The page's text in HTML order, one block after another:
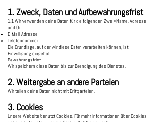
1. Zweck, Daten und Aufbewahrungsfrist
1.1 Wir verwenden deine Daten für die folgenden Zwe >Name, Adresse
und Ort
E-Mail-Adresse
Telefonnummer
Die Grundlage, auf der wir diese Daten verarbeiten können, ist:
Einwilligung eingeholt
Bewahrungsfrist
Wir speichern diese Daten bis zur Beendigung des Dienstes.
2. Weitergabe an andere Parteien
Wir teilen deine Daten nicht mit Drittparteien.
3. Cookies
Unsere Website benutzt Cookies. Für mehr Informationen über Cookies